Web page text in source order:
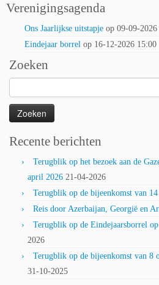
Verenigingsagenda
Ons Jaarlijkse uitstapje op 09-09-2026
Eindejaar borrel op 16-12-2026 15:00
Zoeken
naar:
Recente berichten
Terugblik op het bezoek aan de
april 2026 21-04-2026
Terugblik op de bijeenkomst van
Reis door Azerbaijan, Georgië en
Terugblik op de Eindejaarsborrel
2026
Terugblik op de bijeenkomst van 8
31-10-2025